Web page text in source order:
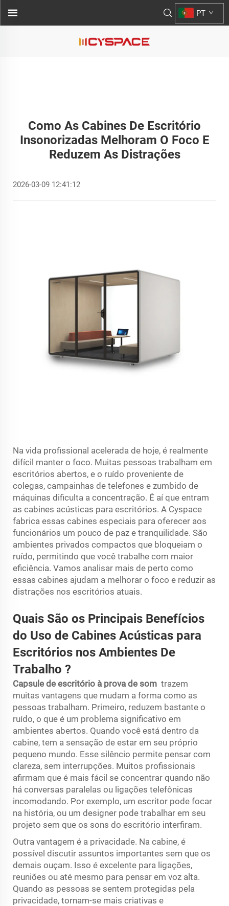
PT
Como As Cabines De Escritório
Insonorizadas Melhoram O Foco E
Reduzem As Distrações
2026-03-09 12:41:12
Na vida profissional acelerada de hoje, é realmente
difícil manter o foco. Muitas pessoas trabalham em
escritórios abertos, e o ruído proveniente de
colegas, campainhas de telefones e zumbido de
máquinas dificulta a concentração. É aí que entram
as cabines acústicas para escritórios. A Cyspace
fabrica essas cabines especiais para oferecer aos
funcionários um pouco de paz e tranquilidade. São
ambientes privados compactos que bloqueiam o
ruído, permitindo que você trabalhe com maior
eficiência. Vamos analisar mais de perto como
essas cabines ajudam a melhorar o foco e reduzir as
distrações nos escritórios atuais.
Quais São os Principais Benefícios
do Uso de Cabines Acústicas para
Escritórios nos Ambientes De
Trabalho ?
Capsule de escritório à prova de som trazem
muitas vantagens que mudam a forma como as
pessoas trabalham. Primeiro, reduzem bastante o
ruído, o que é um problema significativo em
ambientes abertos. Quando você está dentro da
cabine, tem a sensação de estar em seu próprio
pequeno mundo. Esse silêncio permite pensar com
clareza, sem interrupções. Muitos profissionais
afirmam que é mais fácil se concentrar quando não
há conversas paralelas ou ligações telefônicas
incomodando. Por exemplo, um escritor pode focar
na história, ou um designer pode trabalhar em seu
projeto sem que os sons do escritório interfiram.
Outra vantagem é a privacidade. Na cabine, é
possível discutir assuntos importantes sem que os
demais ouçam. Isso é excelente para ligações,
reuniões ou até mesmo para pensar em voz alta.
Quando as pessoas se sentem protegidas pela
privacidade, tornam-se mais criativas e